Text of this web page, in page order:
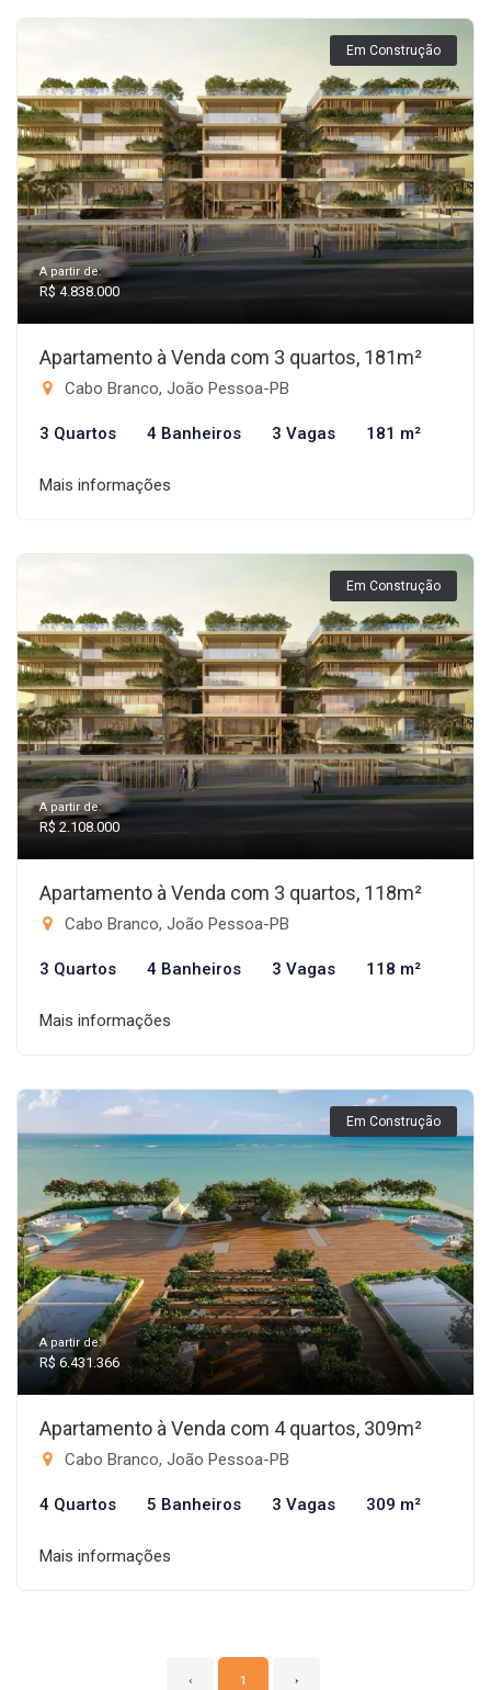
Em Construção
A partir de:
R$ 4.838.000
Apartamento à Venda com 3 quartos, 181m²
Cabo Branco, João Pessoa-PB
3 Quartos 4 Banheiros 3 Vagas 181 m²
Mais informações
Em Construção
A partir de:
R$ 2.108.000
Apartamento à Venda com 3 quartos, 118m²
Cabo Branco, João Pessoa-PB
3 Quartos 4 Banheiros 3 Vagas 118 m²
Mais informações
Em Construção
A partir de:
R$ 6.431.366
Apartamento à Venda com 4 quartos, 309m²
Cabo Branco, João Pessoa-PB
4 Quartos 5 Banheiros 3 Vagas 309 m²
Mais informações
‹ 1 ›